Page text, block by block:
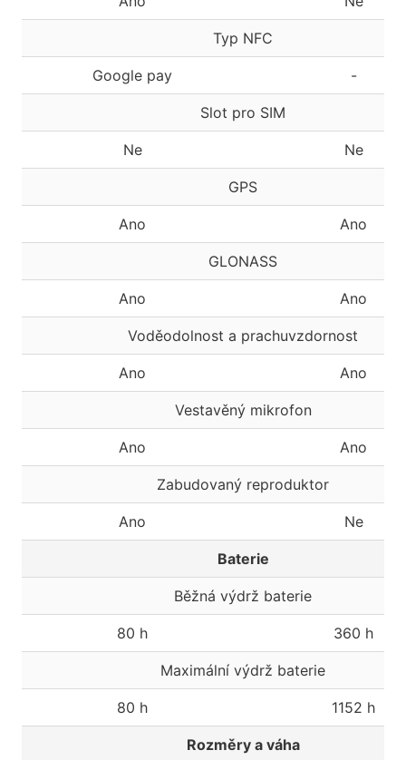
Typ NFC
Google pay -
Slot pro SIM
Ne Ne
GPS
Ano Ano
GLONASS
Ano Ano
Voděodolnost a prachuvzdornost
Ano Ano
Vestavěný mikrofon
Ano Ano
Zabudovaný reproduktor
Ano Ne
Baterie
Běžná výdrž baterie
80 h 360 h
Maximální výdrž baterie
80 h 1152 h
Rozměry a váha